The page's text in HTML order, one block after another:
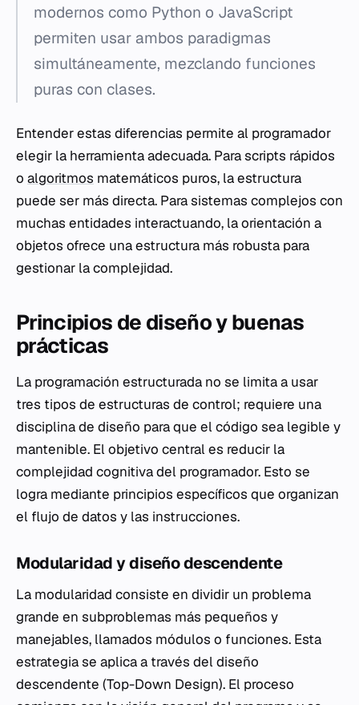
modernos como Python o JavaScript
permiten usar ambos paradigmas
simultáneamente, mezclando funciones
puras con clases.
Entender estas diferencias permite al programador
elegir la herramienta adecuada. Para scripts rápidos
o algoritmos matemáticos puros, la estructura
puede ser más directa. Para sistemas complejos con
muchas entidades interactuando, la orientación a
objetos ofrece una estructura más robusta para
gestionar la complejidad.
Principios de diseño y buenas
prácticas
La programación estructurada no se limita a usar
tres tipos de estructuras de control; requiere una
disciplina de diseño para que el código sea legible y
mantenible. El objetivo central es reducir la
complejidad cognitiva del programador. Esto se
logra mediante principios específicos que organizan
el flujo de datos y las instrucciones.
Modularidad y diseño descendente
La modularidad consiste en dividir un problema
grande en subproblemas más pequeños y
manejables, llamados módulos o funciones. Esta
estrategia se aplica a través del diseño
descendente (Top-Down Design). El proceso